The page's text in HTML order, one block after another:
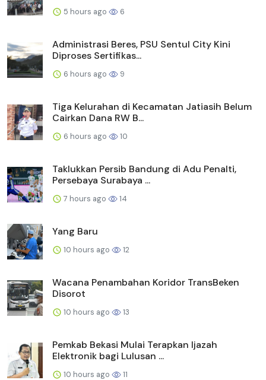
5 hours ago 6
Administrasi Beres, PSU Sentul City Kini
Diproses Sertifikas...
6 hours ago 9
Tiga Kelurahan di Kecamatan Jatiasih Belum
Cairkan Dana RW B...
6 hours ago 10
Taklukkan Persib Bandung di Adu Penalti,
Persebaya Surabaya ...
7 hours ago 14
Yang Baru
10 hours ago 12
Wacana Penambahan Koridor TransBeken
Disorot
10 hours ago 13
Pemkab Bekasi Mulai Terapkan Ijazah
Elektronik bagi Lulusan ...
10 hours ago 11